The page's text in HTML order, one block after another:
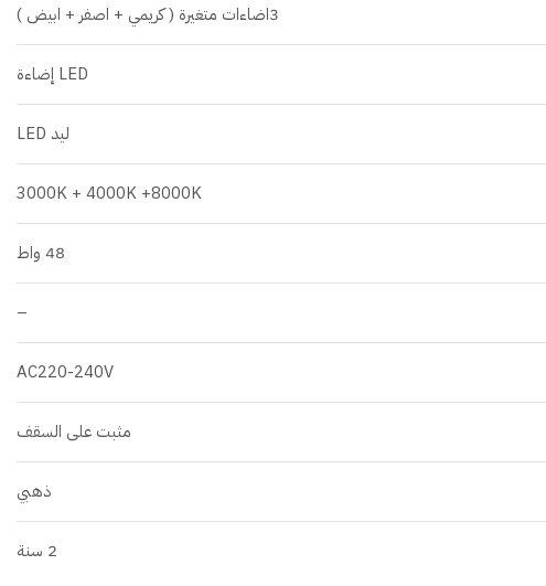
3اضاءات متغيرة ( كريمي + اصفر + ابيض )
LED إضاءة
ليد LED
3000K + 4000K +8000K
48 واط
–
AC220-240V
مثبت على السقف
ذهبي
2 سنة